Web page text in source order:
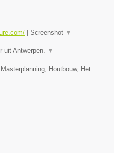
Screenshot ▼
uit Antwerpen. ▼
Houtbouw, Het